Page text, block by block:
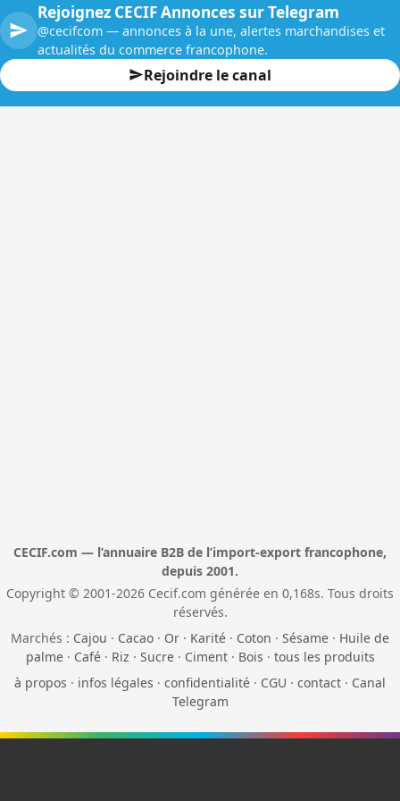
Rejoignez CECIF Annonces sur Telegram
@cecifcom — annonces à la une, alertes marchandises et
actualités du commerce francophone.
Rejoindre le canal
CECIF.com — l’annuaire B2B de l’import-export francophone,
depuis 2001.
Copyright © 2001-2026 Cecif.com générée en 0,168s. Tous droits
réservés.
Marchés : Cajou · Cacao · Or · Karité · Coton · Sésame · Huile de
palme· Café· Riz · Sucre· Ciment· Bois · tous les produits
à propos · infos légales · confidentialité · CGU · contact · Canal
Telegram